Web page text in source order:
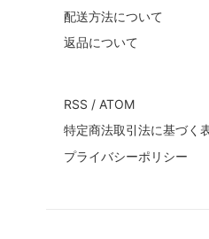
配送方法について
返品について
RSS / ATOM
特定商法取引法に基づく
プライバシーポリシー